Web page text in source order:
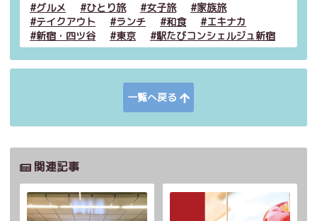
グルメ ひとり旅 女子旅
家族旅
テイクアウト
ランチ 和食
エキナカ
新宿・四ツ谷
東京 駅たびコンシェルジュ新宿
一覧へ戻る
関連記事